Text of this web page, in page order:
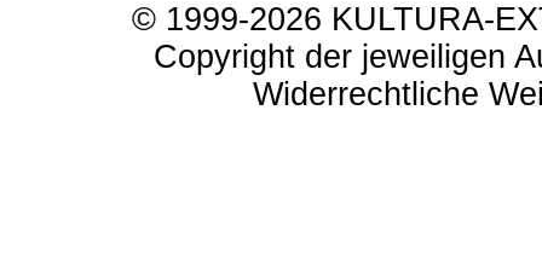
© 1999-2026 KULTURA-
Copyright der jeweiligen
Widerrechtliche